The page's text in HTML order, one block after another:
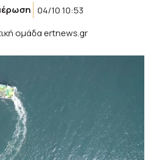
04/10 10:53
ομάδα ertnews.gr